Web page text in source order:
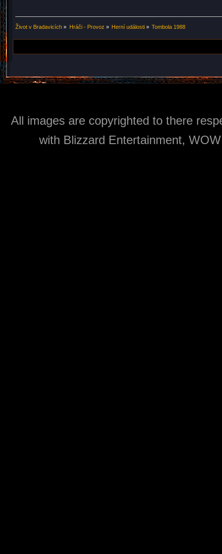
Život v Bradavicích » Hráči - Provoz » Herní události» Tombola 1988
All images are copyrighted to there
with Blizzard Entertainment,